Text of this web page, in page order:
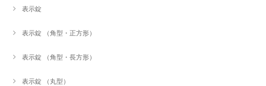
表示錠
表示錠 （角型・正方形）
表示錠 （角型・長方形）
表示錠 （丸型）